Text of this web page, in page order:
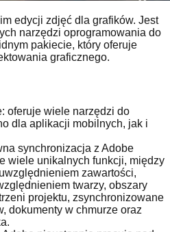
edycji zdjęć dla grafików. Jest
narzędzi oprogramowania do
pakiecie, który oferuje
graficznego.
oferuje wiele narzędzi do
dla aplikacji mobilnych, jak i
synchronizacja z Adobe
wiele unikalnych funkcji, między
zawartości,
twarzy, obszary
projektu, zsynchronizowane
dokumenty w chmurze oraz